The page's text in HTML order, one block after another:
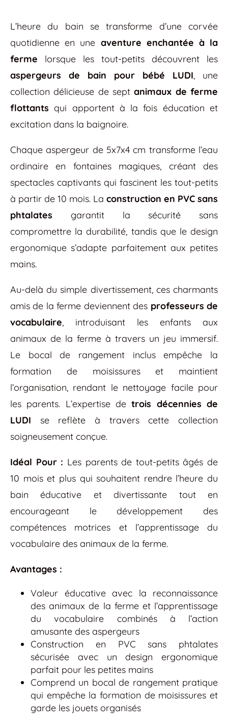
L’heure du bain se transforme d’une corvée
quotidienne en une aventure enchantée à la
ferme lorsque les tout-petits découvrent les
aspergeurs de bain pour bébé LUDI, une
collection délicieuse de septanimaux de ferme
flottants qui apportent à la fois éducation et
excitation dans la baignoire.
Chaque aspergeur de 5x7x4 cm transforme l’eau
ordinaire en fontaines magiques, créant des
spectacles captivants qui fascinent les tout-petits
à partir de 10 mois. La construction en PVC sans
phtalates garantit la sécurité sans
compromettre la durabilité, tandis que le design
ergonomique s’adapte parfaitement aux petites
mains.
Au-delà du simple divertissement, ces charmants
amis de la ferme deviennent des professeurs de
vocabulaire, introduisant les enfants aux
animaux de la ferme à travers un jeu immersif.
Le bocal de rangement inclus empêche la
formation de moisissures et maintient
l’organisation, rendant le nettoyage facile pour
les parents. L’expertise detrois décennies de
LUDI se reflète à travers cette collection
soigneusement conçue.
Idéal Pour : Les parents de tout-petits âgés de
10 mois et plus qui souhaitent rendre l’heure du
bain éducative et divertissante tout en
encourageant le développement des
compétences motrices et l’apprentissage du
vocabulaire des animaux de la ferme.
Avantages :
Valeur éducative avec la reconnaissance
des animaux de la ferme et l’apprentissage
du vocabulaire combinés à l’action
amusante des aspergeurs
Construction en PVC sans phtalates
sécurisée avec un design ergonomique
parfait pour les petites mains
Comprend un bocal de rangement pratique
qui empêche la formation de moisissures et
garde les jouets organisés